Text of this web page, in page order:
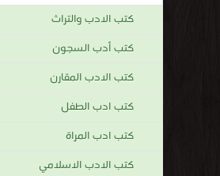
كتب الادب والتراث
كتب أدب السجون
كتب الادب المقارن
كتب ادب الطفل
كتب ادب المراة
كتب الادب الاسلامي